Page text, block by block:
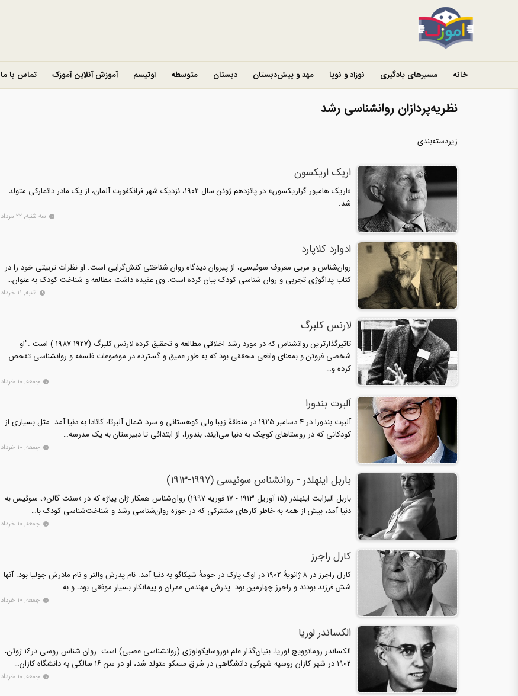
خانه مسیرهای یادگیری نوزاد و نوپا مهد و پیش‌دبستان دبستان متوسطه اوتیسم آموزش آنلاین آموزک تماس با ما
نظریه‌پردازان روانشناسی رشد
زیردسته‌بندی
اریک اریکسون
«اریک هامبور گراریکسون» در پانزدهم ژوئن سال ۱۹۰۲، نزدیک شهر فرانکفورت آلمان، از یک مادر دانمارکی متولد
شد.
سه شنبه, ۲۲ مرداد
ادوارد کلاپارد
روان‌شناس و مربی معروف سوئیسی، از پیروان دیدگاه روان شناختی کنش‌گرایی است. او نظرات تربیتی خود را در
کتاب پداگوژی تجربی و روان شناسی کودک بیان کرده است. وی عقیده داشت مطالعه و شناخت کودک به عنوان…
شنبه, ۱۱ خرداد
لارنس کلبرگ
تاثیرگذارترین روانشناس که در مورد رشد اخلاقی مطالعه و تحقیق کرده لارنس کلبرگ (1927-1987 ) است ."او
شخصی فروتن و بمعنای واقعی محققی بود که به طور عمیق و گسترده در موضوعات فلسفه و روانشناسی تفحص
کرده و…
جمعه, ۱۰ خرداد
آلبرت بندورا
آلبرت بندورا در ۴ دسامبر ۱۹۲۵ در منطقهٔ زیبا ولی کوهستانی و سرد شمال آلبرتا، کانادا به دنیا آمد. مثل بسیاری از
کودکانی که در روستاهای کوچک به دنیا می‌آیند، بندورا، از ابتدائی تا دبیرستان به یک مدرسه…
جمعه, ۱۰ خرداد
باربل اینهلدر - روانشناس سوئیسی (1997-1913)
باربل الیزابت اینهلدر (15 آوریل 1913 - 17 فوریه 1997) روان‌شناس همکار ژان پیاژه که در «سنت گالن»، سوئیس به
دنیا آمد، بیش از همه به خاطر کارهای مشترکی که در حوزه روان‌شناسی رشد و شناخت‌شناسی کودک با…
جمعه, ۱۰ خرداد
کارل راجرز
کارل راجرز در ۸ ژانویهٔ ۱۹۰۲ در اوک پارک در حومهٔ شیکاگو به دنیا آمد. نام پدرش والتر و نام مادرش جولیا بود. آنها
شش فرزند بودند و راجرز چهارمین بود. پدرش مهندس عمران و پیمانکار بسیار موفقی بود، و به…
جمعه, ۱۰ خرداد
الکساندر لوریا
الکساندر رومانوویچ لوریا، بنیان‌گذار علم نوروسایکولوژی (روانشناسی عصبی) است. روان شناس روسی در۱۶ ژوئن،
۱۹۰۲ در شهر کازان روسیه شهرکی دانشگاهی در شرق مسکو متولد شد، او در سن ۱۶ سالگی به دانشگاه کازان…
جمعه, ۱۰ خرداد